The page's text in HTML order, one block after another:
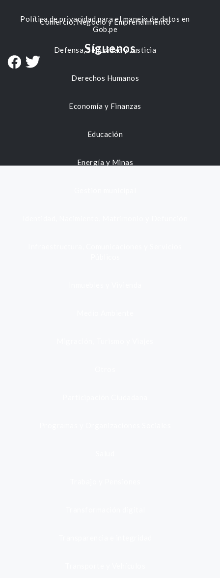
Comercio, Negocio y Emprendimiento
Defensa, Seguridad y Justicia
Derechos Humanos
Economía y Finanzas
Educación
Energía y Minas
Política de privacidad para el manejo de datos en
Gob.pe
Síguenos